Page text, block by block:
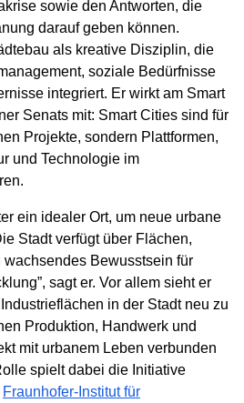
sowie den Antworten, die
darauf geben können.
als kreative Disziplin, die
soziale Bedürfnisse
integriert. Er wirkt am Smart
Senats mit: Smart Cities sind für
Projekte, sondern Plattformen,
und Technologie im
ein idealer Ort, um neue urbane
Stadt verfügt über Flächen,
wachsendes Bewusstsein für
sagt er. Vor allem sieht er
in der Stadt neu zu
Produktion, Handwerk und
mit urbanem Leben verbunden
spielt dabei die Initiative
Fraunhofer-Institut für